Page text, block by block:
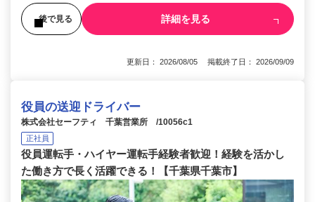
後で見る 詳細を見る
更新日： 2026/08/05 掲載終了日： 2026/09/09
役員の送迎ドライバー
株式会社セーフティ 千葉営業所 /10056c1
正社員
役員運転手・ハイヤー運転手経験者歓迎！経験を活かし
た働き方で長く活躍できる！【千葉県千葉市】